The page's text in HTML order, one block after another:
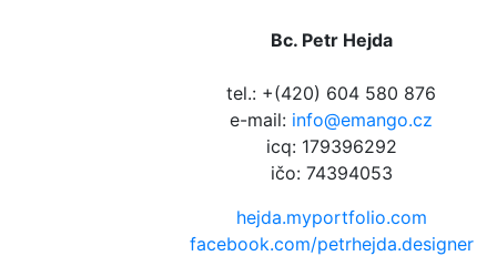
Bc. Petr Hejda
tel.: +(420) 604 580 876
e-mail: info@emango.cz
icq: 179396292
ičo: 74394053
hejda.myportfolio.com
facebook.com/petrhejda.designer